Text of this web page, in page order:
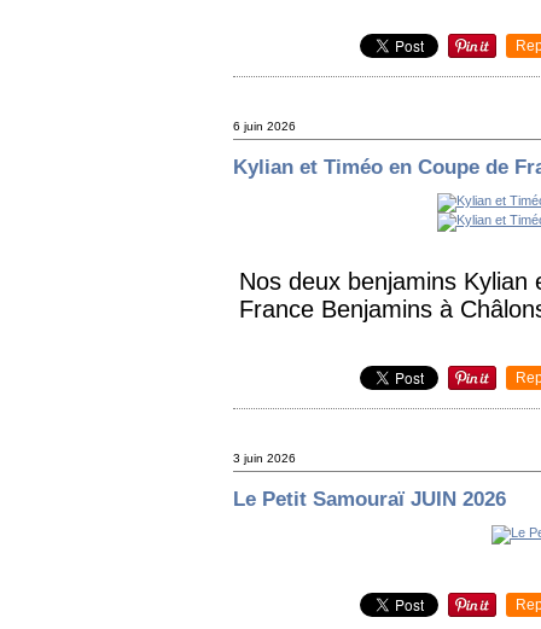
6 juin 2026
Kylian et Timéo en Coupe de
Nos deux benjamins Kylian
France Benjamins à
3 juin 2026
Le Petit Samouraï JUIN 2026